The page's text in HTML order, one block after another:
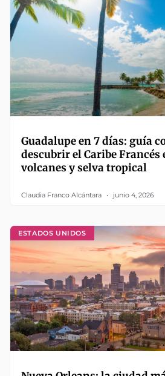
Guadalupe en 7 días: guía
descubrir el Caribe Francés
volcanes y selva tropical
Claudia Franco Alcántara junio 4, 2026
ESTADOS UNIDOS